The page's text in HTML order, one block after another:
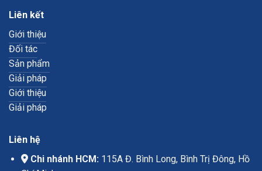
Liên kết
Giới thiệu
Đối tác
Sản phẩm
Giải pháp
Giới thiệu
Giải pháp
Liên hệ
Chi nhánh HCM:115A Đ. Bình Long, Bình Trị Đông, Hồ